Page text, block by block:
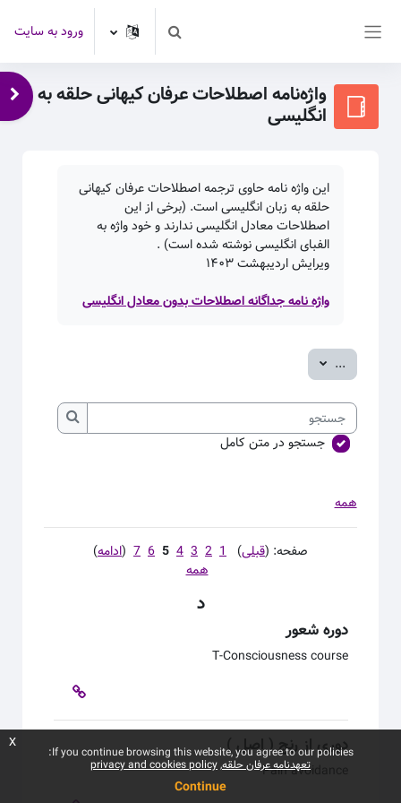
Toggle search inputورود به سایت
واژه‌نامه اصطلاحات عرفان کیهانی حلقه به
انگلیسی
این واژه نامه حاوی ترجمه اصطلاحات عرفان کیهانی
حلقه به زبان انگلیسی است. (برخی از این
اصطلاحات معادل انگلیسی ندارند و خود واژه به
الفبای انگلیسی نوشته شده است) .
ویرایش اردیبهشت۱۴۰۳
واژه نامه جداگانه اصطلاحات بدون معادل انگلیسی
... صدور ورودی‌ها
جستجو
جستجو
جستجو در متن کامل
همه
صفحه: (قبلی)
1
2
3
4
5
6
7
(ادامه)
همه
د
دوره شعور
T-Consciousness course
دوری از رنج ( اصل )
Pain avoidance
If you continue browsing this website, you agree to our policies:
تعهدنامه عرفان حلقه privacy and cookies policy
Continue
x